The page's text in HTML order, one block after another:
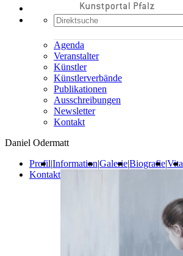
Agenda
Veranstalter
Künstler
Künstlerverbände
Publikationen
Ausschreibungen
Newsletter
Kontakt
Daniel Odermatt
Profil|Information|Galerie|Biografie|Vita
Kontakt